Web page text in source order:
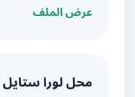
عرض الملف
محل لورا ستايل